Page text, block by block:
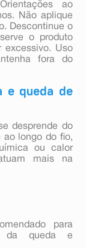
ao
Não aplique
Descontinue o
o produto
excessivo. Uso
fora do
e queda de
desprende do
ao longo do fio,
ou calor
mais na
para
da queda e